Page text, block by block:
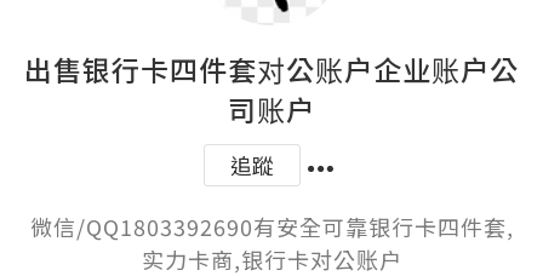
出售银行卡四件套对公账户企业账户公
司账户
追蹤
微信/QQ1803392690有安全可靠银行卡四件套,
实力卡商,银行卡对公账户